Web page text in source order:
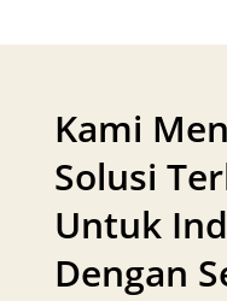
Kami
Solusi
Untuk
Dengan